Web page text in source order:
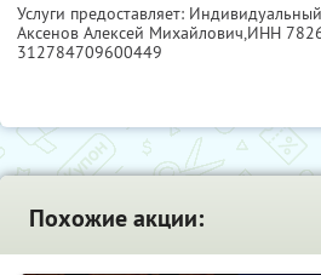
Услуги предоставляет:
Аксенов Алексей Михайлович,ИНН
312784709600449
Похожие акции: